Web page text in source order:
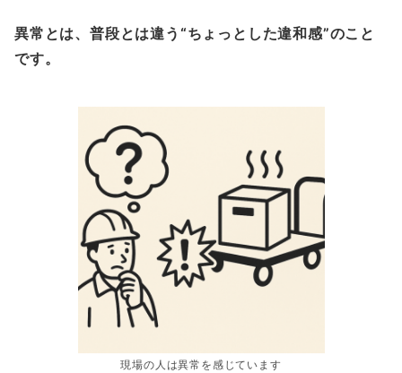
異常とは、普段とは違う“ちょっとした違和感”のこと
です。
現場の人は異常を感じています